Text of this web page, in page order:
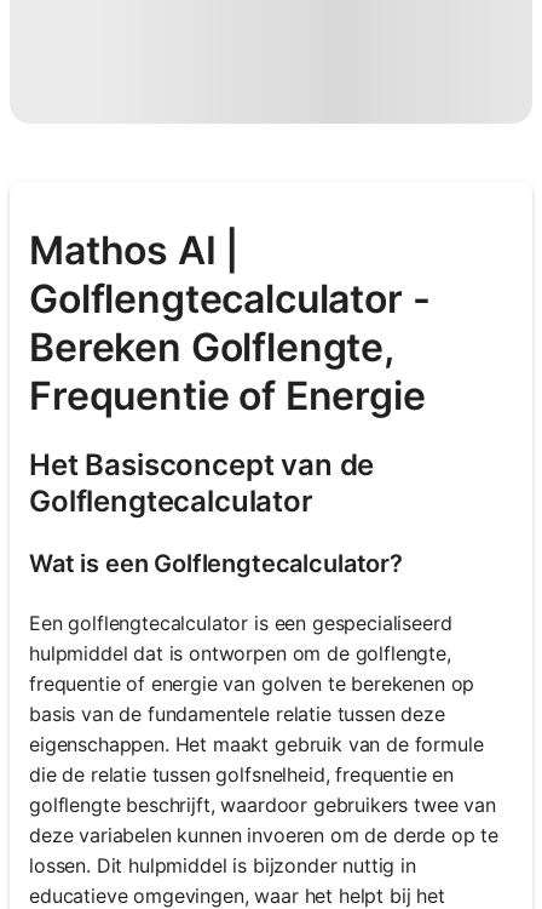
Mathos AI |
Golflengtecalculator -
Bereken Golflengte,
Frequentie of Energie
Het Basisconcept van de
Golflengtecalculator
Wat is een Golflengtecalculator?
Een golflengtecalculator is een gespecialiseerd
hulpmiddel dat is ontworpen om de golflengte,
frequentie of energie van golven te berekenen op
basis van de fundamentele relatie tussen deze
eigenschappen. Het maakt gebruik van de formule
die de relatie tussen golfsnelheid, frequentie en
golflengte beschrijft, waardoor gebruikers twee van
deze variabelen kunnen invoeren om de derde op te
lossen. Dit hulpmiddel is bijzonder nuttig in
educatieve omgevingen, waar het helpt bij het